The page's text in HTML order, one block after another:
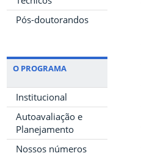
Pós-doutorandos
O PROGRAMA
Institucional
Autoavaliação e
Planejamento
Nossos números